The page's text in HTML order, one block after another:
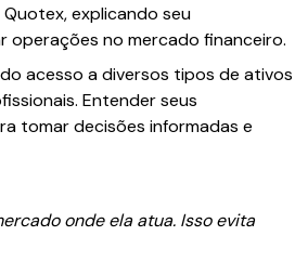
explicando seu
operações no mercado financeiro.
acesso a diversos tipos de ativos
Entender seus
tomar decisões informadas e
onde ela atua. Isso evita